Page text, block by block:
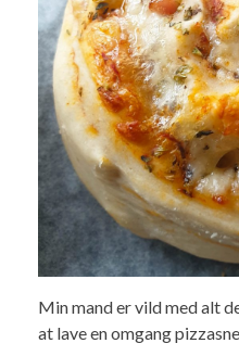
Min mand er vild med alt
at lave en omgang